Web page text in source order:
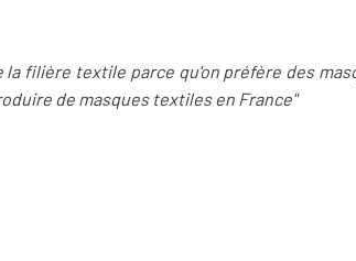
filière textile parce qu'on préfère des
de masques textiles en France"